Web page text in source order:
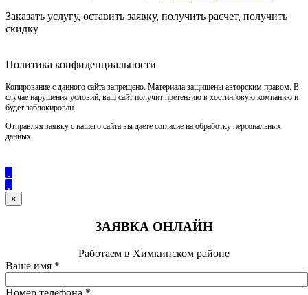
Заказать услугу, оставить заявку, получить расчет, получить
скидку
Политика конфиденциальности
Копирование с данного сайта запрещено. Материала защищены авторским правом. В
случае нарушения условий, ваш сайт получит претензию в хостинговую компанию и
будет заблокирован.
Отправляя заявку с нашего сайта вы даете согласие на обработку персональных
данных
×
ЗАЯВКА ОНЛАЙН
Работаем в Химкинском районе
Ваше имя *
Номер телефона *